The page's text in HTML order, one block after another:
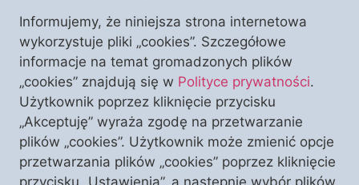
Zmień perspektywę! Wszędzie dotrzesz w kwadrans.
Kompaktowe miasto to miasto 15 minut (…) pierwsze
w Polsce miasto15 – chwali się wielkopolski Pleszew.
W Krakowie jeden z deweloperów chce postawić
kosztem terenów zielonych Essa Kliny, czyli
piętnastominutowe miasto-osiedle, gdzie każdy
Informujemy, że niniejsza strona internetowa
wykorzystuje pliki „cookies”. Szczegółowe
informacje na temat gromadzonych plików
„cookies” znajdują się w Polityce prywatności.
Użytkownik poprzez kliknięcie przycisku
„Akceptuję” wyraża zgodę na przetwarzanie
plików „cookies”. Użytkownik może zmienić opcje
przetwarzania plików „cookies” poprzez kliknięcie
przycisku „Ustawienia”, a następnie wybór plików